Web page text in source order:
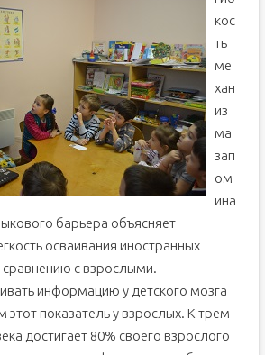
кос
ть
ме
хан
из
ма
зап
ом
ина
барьера объясняет
осваивания иностранных
сравнению с взрослыми.
информацию у детского мозга
этот показатель у взрослых. К трем
достигает 80% своего взрослого